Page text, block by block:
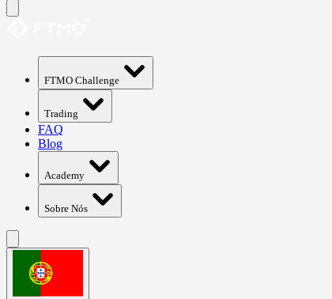
FTMO Challenge
Trading
FAQ
Blog
Academy
Sobre Nós